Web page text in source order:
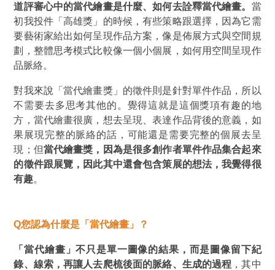
道評審心中的當代繪畫是什麼、如何去詮釋當代繪畫。 當
初我投件「高雄獎 」 的時候，有些策略跟選擇，因為它需
要藝術家給出如何呈現作品方案，像是佈展方式與空間規
劃，整體思考模式比較像一個小個展，如何用空間呈現作
品脈絡。
對我來說「當代繪畫獎」的徵件則是針對單件作品，所以
不需要去多思考其他的。覺得這就是這個獎項有趣的地
方，當代繪畫很廣，想去呈現、表達作品背後的意義，如
果展現完整的脈絡的話，可能還是需要完整的個展去呈
現；但當代繪畫獎，因為是很多創作者單件作品集合起來
的徵件跟展覽，因此其中還會包含策展的想法，我覺得很
有趣。
Q您認為什麼是「當代繪畫」？
「當代繪畫」不只是單一圖像的結果，而是圖像留下紀
錄、線索，再讓人去爬梳後面的脈絡、生成的過程 ，其中